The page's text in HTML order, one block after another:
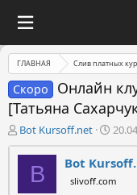
ГЛАВНАЯ Слив платных
Скоро
Онлайн
[Татьяна
А
в
т
Bot Kursoff.net
Д
а
т
а
н
B Bot
slivoff.com